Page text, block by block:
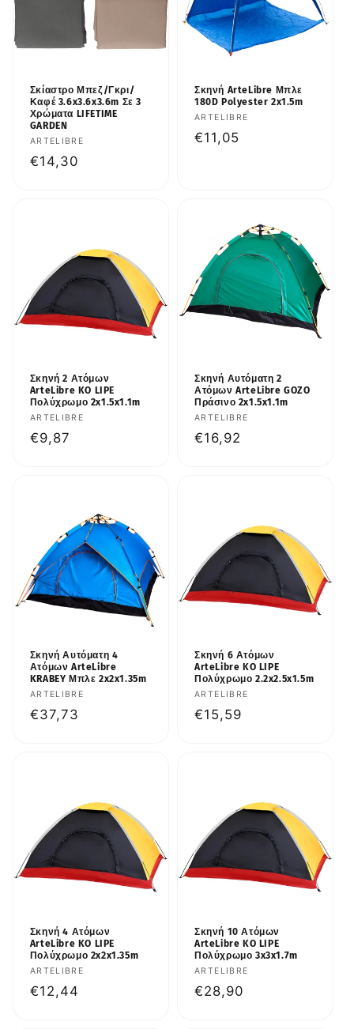
Σκίαστρο Μπεζ/Γκρι/
Καφέ 3.6x3.6x3.6m Σε 3
Χρώματα LIFETIME
GARDEN
Προμηθευτής:
ARTELIBRE
Κανονική
€14,30
Σκηνή ArteLibre Μπλε
180D Polyester 2x1.5m
Προμηθευτής:
ARTELIBRE
Κανονική
€11,05
Σκηνή 2 Ατόμων
ArteLibre KO LIPE
Πολύχρωμο 2x1.5x1.1m
Προμηθευτής:
ARTELIBRE
Κανονική
€9,87
Σκηνή Αυτόματη 2
Ατόμων ArteLibre GOZO
Πράσινο 2x1.5x1.1m
Προμηθευτής:
ARTELIBRE
Κανονική
€16,92
Σκηνή Αυτόματη 4
Ατόμων ArteLibre
KRABEY Μπλε 2x2x1.35m
Προμηθευτής:
ARTELIBRE
Κανονική
€37,73
Σκηνή 6 Ατόμων
ArteLibre KO LIPE
Πολύχρωμο 2.2x2.5x1.5m
Προμηθευτής:
ARTELIBRE
Κανονική
€15,59
Σκηνή 4 Ατόμων
ArteLibre KO LIPE
Πολύχρωμο 2x2x1.35m
Προμηθευτής:
ARTELIBRE
Κανονική
€12,44
Σκηνή 10 Ατόμων
ArteLibre KO LIPE
Πολύχρωμο 3x3x1.7m
Προμηθευτής:
ARTELIBRE
Κανονική
€28,90